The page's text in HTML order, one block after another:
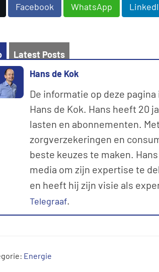
Facebook WhatsApp
Latest Posts
Hans de Kok
De informatie op deze
Hans de Kok. Hans heeft 20
lasten en abonnementen.
zorgverzekeringen en
beste keuzes te maken.
media om zijn expertise te
en heeft hij zijn visie als
Telegraaf
Energie